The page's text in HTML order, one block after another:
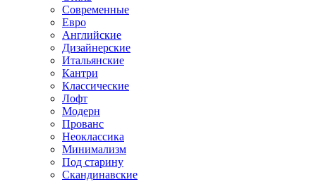
Современные
Евро
Английские
Дизайнерские
Итальянские
Кантри
Классические
Лофт
Модерн
Прованс
Неоклассика
Минимализм
Под старину
Скандинавские